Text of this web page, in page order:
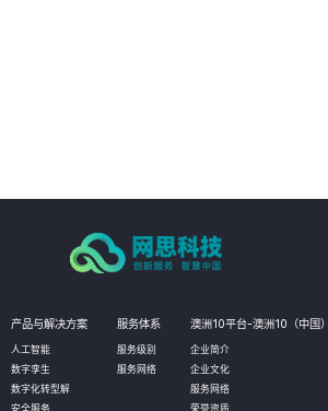
产品与解决方案
人工智能
数字孪生
数字化转型解
服务体系
服务级别
服务网络
澳洲10平台-澳洲10（中国）,
企业简介
企业文化
服务网络